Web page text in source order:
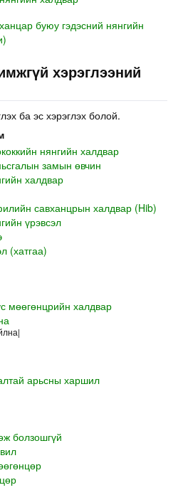
буюу гэдэсний нянгийн
хэрэглээний
ба эс хэрэглэх болой.
нянгийн халдвар
замын өвчин
халдвар
савханцрын халдвар (Hib)
үрэвсэл
(хатгаа)
мөөгөнцрийн халдвар
арьсны харшил
болзошгүй